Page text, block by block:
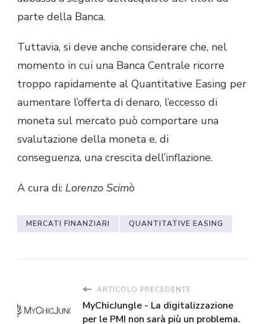
parte della Banca.
Tuttavia, si deve anche considerare che, nel
momento in cui una Banca Centrale ricorre
troppo rapidamente al Quantitative Easing per
aumentare l’offerta di denaro, l’eccesso di
moneta sul mercato può comportare una
svalutazione della moneta e, di
conseguenza, una crescita dell’inflazione.
A cura di: Lorenzo Scimò
MERCATI FINANZIARI QUANTITATIVE EASING
ARTICOLO PRECEDENTE
MyChicJungle - La digitalizzazione
per le PMI non sarà più un problema.